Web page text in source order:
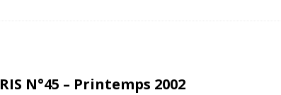
RIS N°45 – Printemps 2002